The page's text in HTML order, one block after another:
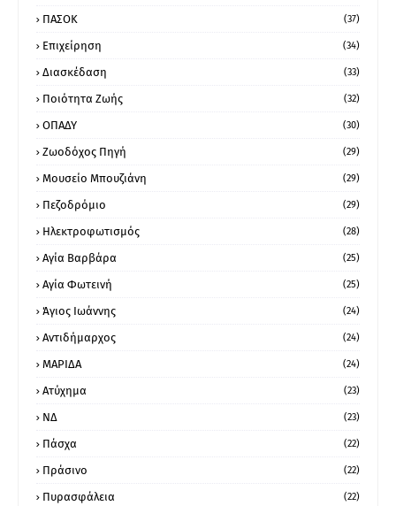
ΠΑΣΟΚ (37)
Επιχείρηση (34)
Διασκέδαση (33)
Ποιότητα Ζωής (32)
ΟΠΑΔΥ (30)
Ζωοδόχος Πηγή (29)
Μουσείο Μπουζιάνη (29)
Πεζοδρόμιο (29)
Ηλεκτροφωτισμός (28)
Αγία Βαρβάρα (25)
Αγία Φωτεινή (25)
Άγιος Ιωάννης (24)
Αντιδήμαρχος (24)
ΜΑΡΙΔΑ (24)
Ατύχημα (23)
ΝΔ (23)
Πάσχα (22)
Πράσινο (22)
Πυρασφάλεια (22)